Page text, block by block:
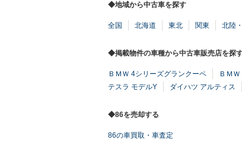
◆地域から中古車を探す
全国 北海道 東北 関東 北陸
◆掲載物件の車種から中古車販売店を探
ＢＭＷ 4シリーズグランクーペ ＢＭ
テスラ モデルY
ダイハツ アルティス
◆86を売却する
86の車買取・車査定